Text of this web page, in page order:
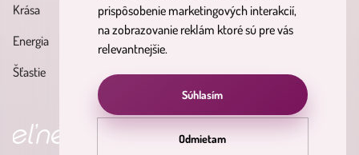
prispôsobenie marketingových interakcií,
na zobrazovanie reklám ktoré sú pre vás
relevantnejšie.
Súhlasím
Odmietam
Krása
Energia
Šťastie
Formulár na odstúpenie od
zmluvy
objav svoju